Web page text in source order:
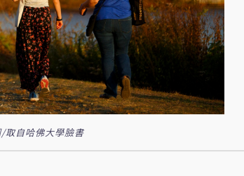
取自哈佛大學臉書